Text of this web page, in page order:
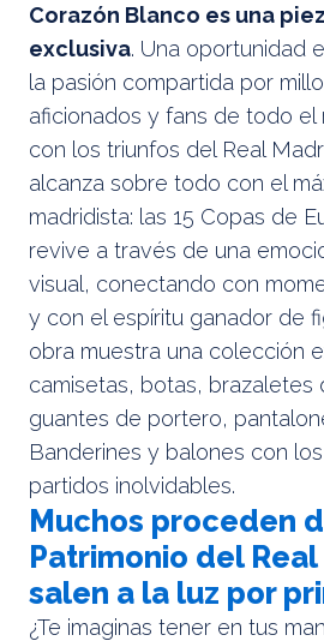
Corazón Blanco es una
exclusiva. Una oportunidad
la pasión compartida por
aficionados y fans de todo el
con los triunfos del Real
alcanza sobre todo con el
madridista: las 15 Copas de
revive a través de una
visual, conectando con
y con el espíritu ganador de
obra muestra una colección
camisetas, botas, brazaletes
guantes de portero,
Banderines y balones con
partidos inolvidables.
Muchos proceden
Patrimonio del Real
salen a la luz por
¿Te imaginas tener en tus